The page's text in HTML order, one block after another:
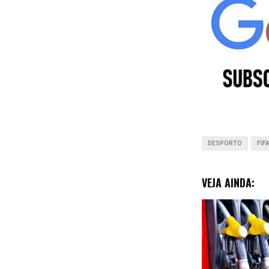
b
o
DESPORTO FIFA
VEJA AINDA: